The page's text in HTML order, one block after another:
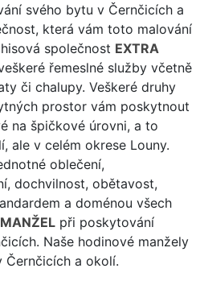
svého bytu v Černčicích a
která vám toto malování
společnost EXTRA
řemeslné služby včetně
či chalupy. Veškeré druhy
prostor vám poskytnout
na špičkové úrovni, a to
ale v celém okrese Louny.
oblečení,
dochvilnost, obětavost,
a doménou všech
při poskytování
Naše hodinové manžely
Černčicích a okolí.